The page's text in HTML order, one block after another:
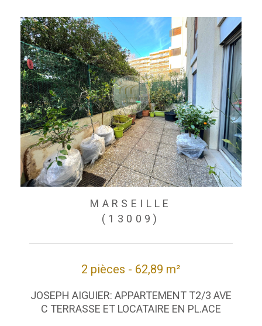
MARSEILLE
(13009)
2 pièces - 62,89 m²
JOSEPH AIGUIER: APPARTEMENT T2/3 AVE
C TERRASSE ET LOCATAIRE EN PL.ACE